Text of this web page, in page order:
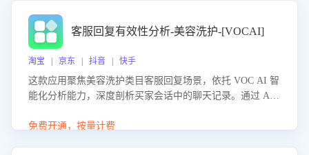
客服回复有效性分析-美容洗护-[VOCAI]
淘宝 | 京东 | 抖音 | 快手
这款应用聚焦美容洗护类目客服回复场景，依托 VOC AI 智
能化分析能力，深度剖析买家会话中的聊天记录。通过 AI
答的有效性与完整性，输出针对性改进策略，助力商家快速
免费开通，按量计费